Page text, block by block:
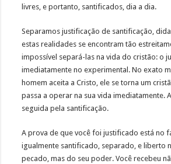
livres, e portanto, santificados, dia a dia.
Separamos justificação de santificação,
estas realidades se encontram tão
impossível separá-las na vida do cristão: o
imediatamente no experimental. No exato
homem aceita a Cristo, ele se torna um
passa a operar na sua vida imediatamente.
seguida pela santificação.
A prova de que você foi justificado está no
igualmente santificado, separado, e liberto
pecado, mas do seu poder. Você recebeu